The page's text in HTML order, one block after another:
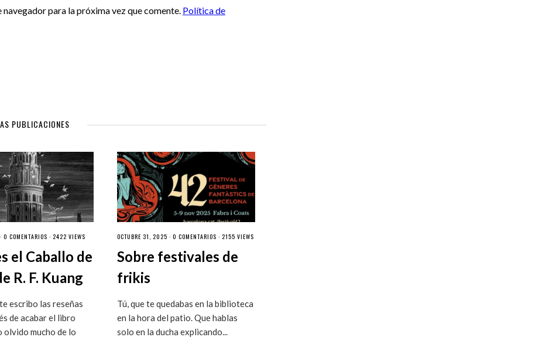
para la próxima vez que comente. Política de
PUBLICACIONES
0 COMENTARIOS · 2422 VIEWS
el Caballo de
R. F. Kuang
escribo las reseñas
de acabar el libro
olvido mucho de lo
OCTUBRE 31, 2025 · 0 COMENTARIOS · 2155 VIEWS
Sobre festivales de
frikis
Tú, que te quedabas en la biblioteca
en la hora del patio. Que hablas
solo en la ducha explicando...